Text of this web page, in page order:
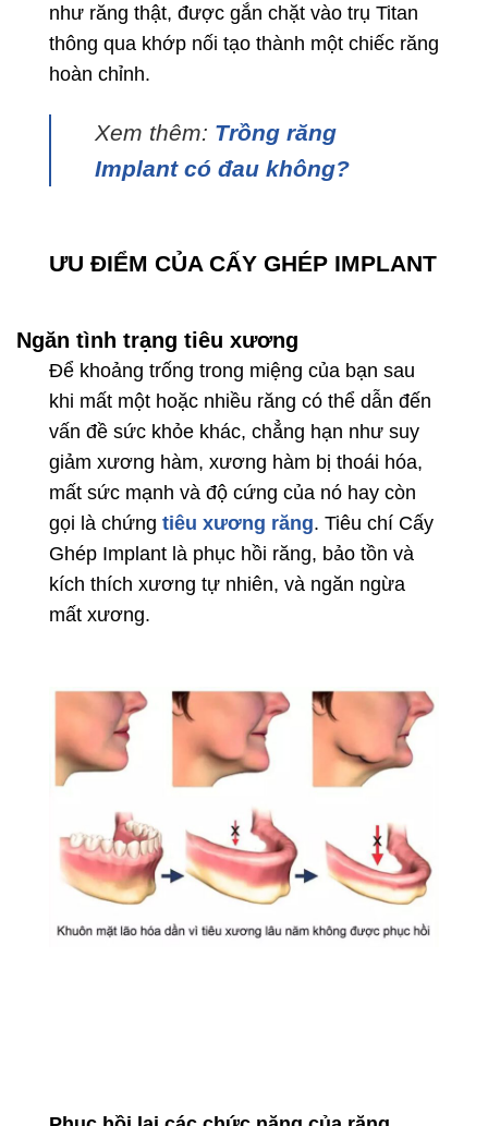
như răng thật, được gắn chặt vào trụ Titan
thông qua khớp nối tạo thành một chiếc răng
hoàn chỉnh.
Xem thêm: Trồng răng
Implant có đau không?
ƯU ĐIỂM CỦA CẤY GHÉP IMPLANT
Ngăn tình trạng tiêu xương
Để khoảng trống trong miệng của bạn sau
khi mất một hoặc nhiều răng có thể dẫn đến
vấn đề sức khỏe khác, chẳng hạn như suy
giảm xương hàm, xương hàm bị thoái hóa,
mất sức mạnh và độ cứng của nó hay còn
gọi là chứng tiêu xương răng. Tiêu chí Cấy
Ghép Implant là phục hồi răng, bảo tồn và
kích thích xương tự nhiên, và ngăn ngừa
mất xương.